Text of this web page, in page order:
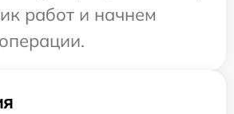
работ и начнем